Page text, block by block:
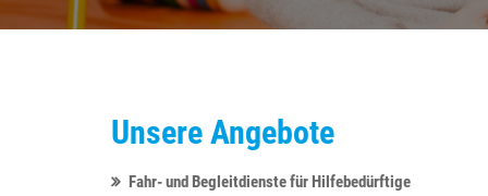
Unsere Angebote
Fahr- und Begleitdienste für Hilfebedürftige